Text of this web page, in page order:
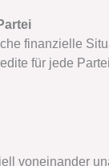
finanzielle
für jede
voneinander